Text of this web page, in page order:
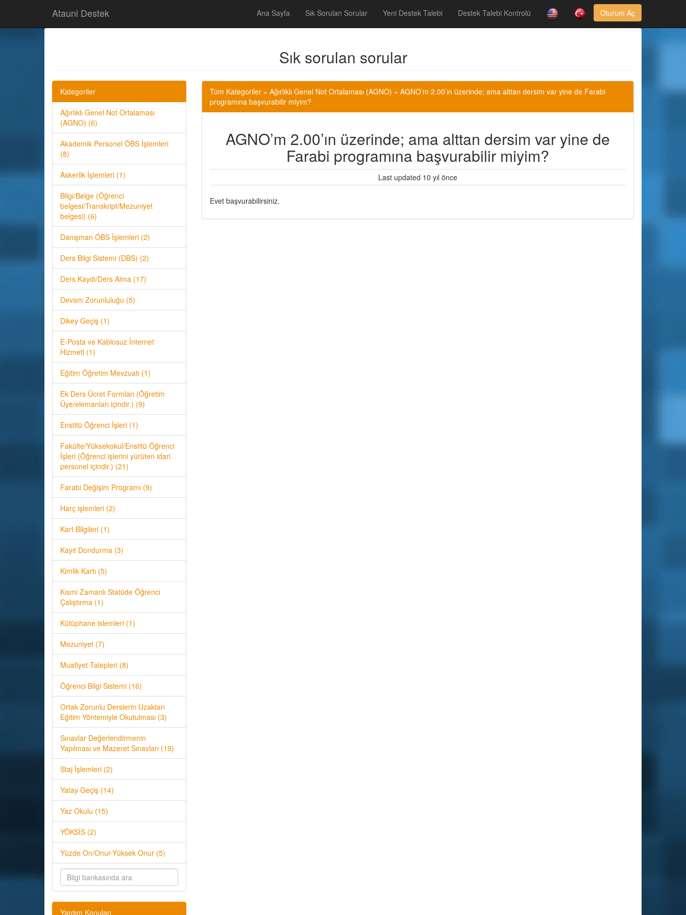
Atauni Destek Ana Sayfa Sık Sorulan Sorular Yeni Destek Talebi Destek Talebi Kontrolü Oturum Aç
Sık sorulan sorular
Kategoriler
Ağırlıklı Genel Not Ortalaması
(AGNO) (6)
Akademik Personel ÖBS İşlemleri
(8)
Askerlik İşlemleri (1)
Bilgi/Belge (Öğrenci
belgesi/Transkript/Mezuniyet
belgesi) (6)
Danışman ÖBS İşlemleri (2)
Ders Bilgi Sistemi (DBS) (2)
Ders Kaydı/Ders Alma (17)
Devam Zorunluluğu (5)
Dikey Geçiş (1)
E-Posta ve Kablosuz İnternet
Hizmeti (1)
Eğitim Öğretim Mevzuatı (1)
Ek Ders Ücret Formları (Öğretim
Üye/elemanları içindir.) (9)
Enstitü Öğrenci İşleri (1)
Fakülte/Yüksekokul/Enstitü Öğrenci
İşleri (Öğrenci işlerini yürüten idari
personel içindir.) (21)
Farabi Değişim Programı (9)
Harç işlemleri (2)
Kart Bilgileri (1)
Kayıt Dondurma (3)
Kimlik Kartı (5)
Kısmi Zamanlı Statüde Öğrenci
Çalıştırma (1)
Kütüphane islemleri (1)
Mezuniyet (7)
Muafiyet Talepleri (8)
Öğrenci Bilgi Sistemi (16)
Ortak Zorunlu Derslerin Uzaktan
Eğitim Yöntemiyle Okutulması (3)
Sınavlar Değerlendirmenin
Yapılması ve Mazeret Sınavları (19)
Staj İşlemleri (2)
Yatay Geçiş (14)
Yaz Okulu (15)
YÖKSİS (2)
Yüzde On/Onur-Yüksek Onur (5)
Yardım Konuları
Tüm Kategoriler» Ağırlıklı Genel Not Ortalaması (AGNO) » AGNO’m 2.00’ın üzerinde; ama alttan dersim var yine de Farabi
programına başvurabilir miyim?
AGNO’m 2.00’ın üzerinde; ama alttan dersim var yine de
Farabi programına başvurabilir miyim?
Last updated 10 yıl önce
Evet başvurabilirsiniz.